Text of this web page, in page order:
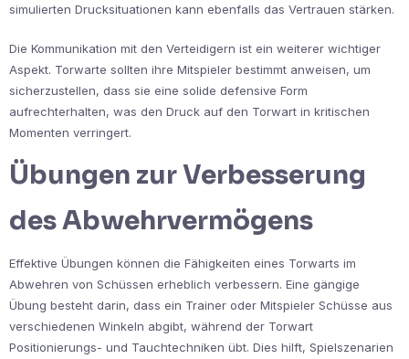
simulierten Drucksituationen kann ebenfalls das Vertrauen stärken.
Die Kommunikation mit den Verteidigern ist ein weiterer wichtiger
Aspekt. Torwarte sollten ihre Mitspieler bestimmt anweisen, um
sicherzustellen, dass sie eine solide defensive Form
aufrechterhalten, was den Druck auf den Torwart in kritischen
Momenten verringert.
Übungen zur Verbesserung
des Abwehrvermögens
Effektive Übungen können die Fähigkeiten eines Torwarts im
Abwehren von Schüssen erheblich verbessern. Eine gängige
Übung besteht darin, dass ein Trainer oder Mitspieler Schüsse aus
verschiedenen Winkeln abgibt, während der Torwart
Positionierungs- und Tauchtechniken übt. Dies hilft, Spielszenarien